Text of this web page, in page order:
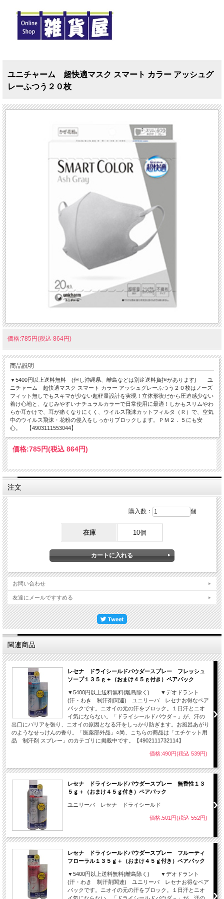
ユニチャーム 超快適マスク スマート カラー アッシュグ
レーふつう２０枚
価格:785円(税込 864円)
商品説明
▼5400円以上送料無料 (但し沖縄県、離島などは別途送料負担があります) ユ
ニチャーム 超快適マスク スマート カラー アッシュグレーふつう２０枚はノーズ
フィット無しでもスキマが少ない超軽量設計を実現！立体形状だから圧迫感少ない
着け心地と、なじみやすいナチュラルカラーで日常使用に最適！しかもスリムやわ
らか耳かけで、耳が痛くなりにくく、ウイルス飛沫カットフィルタ（Ｒ）で、空気
中のウイルス飛沫・花粉の侵入をしっかりブロックします。ＰＭ２．５にも安
心。 【4903111553044】
価格:785円(税込 864円)
注文
購入数： 個
在庫 10個
お問い合わせ
友達にメールですすめる
関連商品
レセナ ドライシールドパウダースプレー フレッシュ
ソープ１３５ｇ＋（おまけ４５ｇ付き）ペアパック
▼5400円以上送料無料(離島除く) ▼デオドラント
(汗・わき 制汗剤関連) ユニリーバ レセナお得なペア
パックです。ニオイの元の汗をブロック。１日汗とニオ
イ気にならない。「ドライシールドパウダ－」が、汗の
出口にバリアを張り、ニオイの原因となる汗をしっかり防ぎます。お風呂あがり
のようなせっけんの香り。「医薬部外品」○尚、こちらの商品は「エチケット用
品 制汗剤 スプレー」のカテゴリに掲載中です。【4902111732114】
価格:490円(税込 539円)
レセナ ドライシールドパウダースプレー 無香性１３
５ｇ＋（おまけ４５ｇ付き）ペアパック
ユニリーバ レセナ ドライシールド
価格:501円(税込 552円)
レセナ ドライシールドパウダースプレー フルーティ
フローラル１３５ｇ＋（おまけ４５ｇ付き）ペアパック
▼5400円以上送料無料(離島除く) ▼デオドラント
(汗・わき 制汗剤関連) ユニリーバ レセナお得なペア
パックです。ニオイの元の汗をブロック。１日汗とニオ